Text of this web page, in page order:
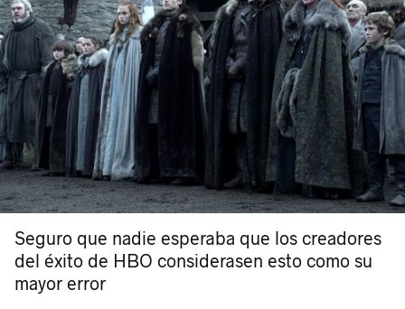
Seguro que nadie esperaba que los creadores
del éxito de HBO considerasen esto como su
mayor error